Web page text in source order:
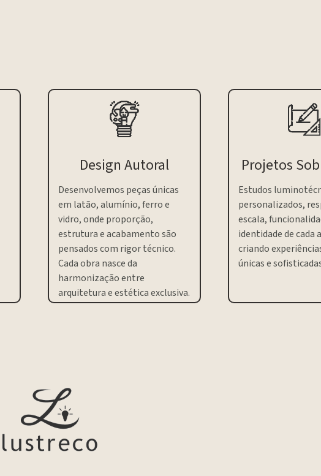
Design Autoral
Desenvolvemos peças únicas
em latão, alumínio, ferro e
vidro, onde proporção,
estrutura e acabamento são
pensados com rigor técnico.
Cada obra nasce da
harmonização entre
arquitetura e estética exclusiva.
Projetos
Estudos
personalizados,
escala,
identidade de cada
criando
únicas e